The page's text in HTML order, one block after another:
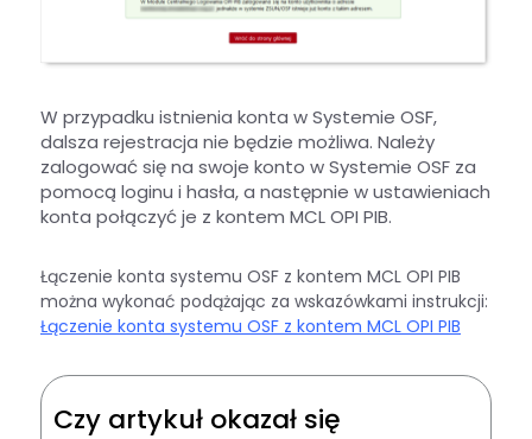
W przypadku istnienia konta w Systemie OSF,
dalsza rejestracja nie będzie możliwa. Należy
zalogować się na swoje konto w Systemie OSF za
pomocą loginu i hasła, a następnie w ustawieniach
konta połączyć je z kontem MCL OPI PIB.
Łączenie konta systemu OSF z kontem MCL OPI PIB
można wykonać podążając za wskazówkami instrukcji:
Łączenie konta systemu OSF z kontem MCL OPI PIB
Czy artykuł okazał się